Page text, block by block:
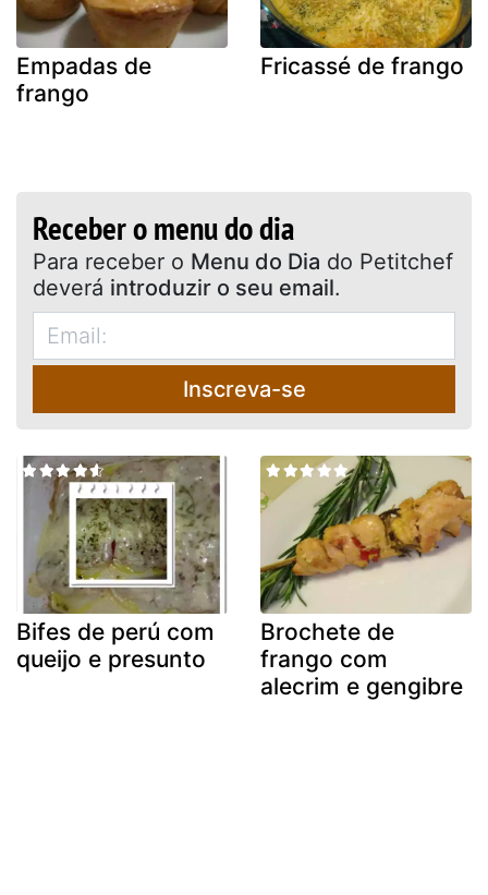
Empadas de
frango
Fricassé de frango
Receber o menu do dia
Para receber o Menu do Dia do Petitchef
deverá introduzir o seu email.
Inscreva-se
Bifes de perú com
queijo e presunto
Brochete de
frango com
alecrim e gengibre